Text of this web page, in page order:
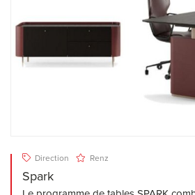
Direction Renz
Spark